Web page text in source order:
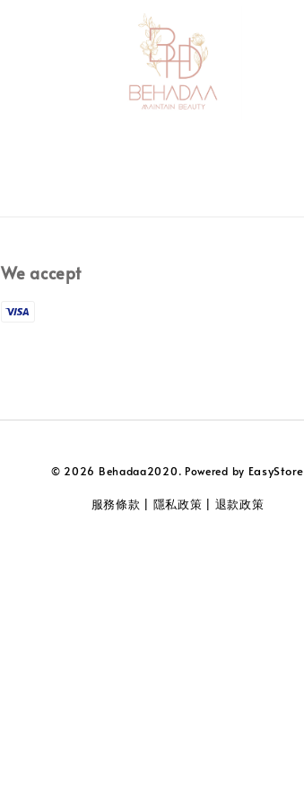
We accept
© 2026 Behadaa2020. Powered by EasyStore
服務條款 隱私政策 退款政策